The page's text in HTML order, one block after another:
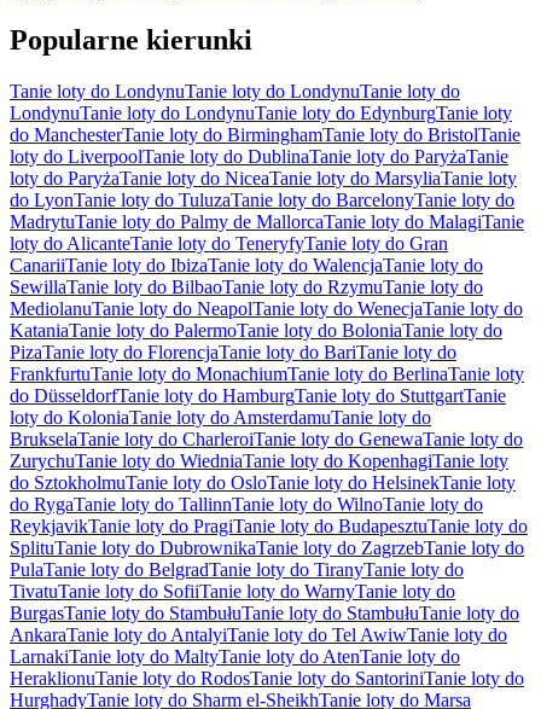
Popularne kierunki
Tanie loty do LondynuTanie loty do LondynuTanie loty do
LondynuTanie loty do LondynuTanie loty do EdynburgTanie loty
do ManchesterTanie loty do BirminghamTanie loty do BristolTanie
loty do LiverpoolTanie loty do DublinaTanie loty do ParyżaTanie
loty do ParyżaTanie loty do NiceaTanie loty do MarsyliaTanie loty
do LyonTanie loty do TuluzaTanie loty do BarcelonyTanie loty do
MadrytuTanie loty do Palmy de MallorcaTanie loty do MalagiTanie
loty do AlicanteTanie loty do TeneryfyTanie loty do Gran
CanariiTanie loty do IbizaTanie loty do WalencjaTanie loty do
SewillaTanie loty do BilbaoTanie loty do RzymuTanie loty do
MediolanuTanie loty do NeapolTanie loty do WenecjaTanie loty do
KataniaTanie loty do PalermoTanie loty do BoloniaTanie loty do
PizaTanie loty do FlorencjaTanie loty do BariTanie loty do
FrankfurtuTanie loty do MonachiumTanie loty do BerlinaTanie loty
do DüsseldorfTanie loty do HamburgTanie loty do StuttgartTanie
loty do KoloniaTanie loty do AmsterdamuTanie loty do
BrukselaTanie loty do CharleroiTanie loty do GenewaTanie loty do
ZurychuTanie loty do WiedniaTanie loty do KopenhagiTanie loty
do SztokholmuTanie loty do OsloTanie loty do HelsinekTanie loty
do RygaTanie loty do TallinnTanie loty do WilnoTanie loty do
ReykjavikTanie loty do PragiTanie loty do BudapesztuTanie loty do
SplituTanie loty do DubrownikaTanie loty do ZagrzebTanie loty do
PulaTanie loty do BelgradTanie loty do TiranyTanie loty do
TivatuTanie loty do SofiiTanie loty do WarnyTanie loty do
BurgasTanie loty do StambułuTanie loty do StambułuTanie loty do
AnkaraTanie loty do AntalyiTanie loty do Tel AwiwTanie loty do
LarnakiTanie loty do MaltyTanie loty do AtenTanie loty do
HeraklionuTanie loty do RodosTanie loty do SantoriniTanie loty do
HurghadyTanie loty do Sharm el-SheikhTanie loty do Marsa